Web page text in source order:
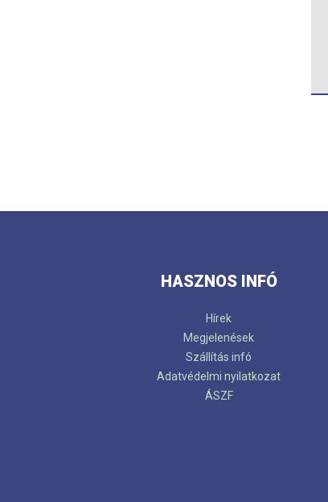
HASZNOS INFÓ
Hírek
Megjelenések
Szállítás infó
Adatvédelmi nyilatkozat
ÁSZF